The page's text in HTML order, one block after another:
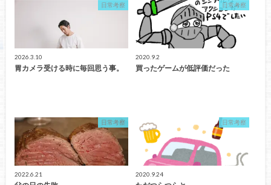
日常考察
2026.3.10
胃カメラ受ける時に毎回思う事。
日常考察
2020.9.2
買ったゲームが低評価だった
日常考察
2022.6.21
日常考察
2020.9.24